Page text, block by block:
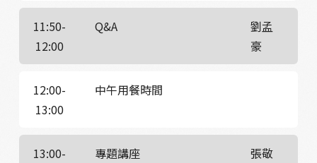
11:50-
12:00
Q&A
劉孟
豪
12:00-
13:00
中午用餐時間
13:00-
專題講座
張敬